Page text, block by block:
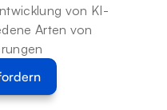
von KI-
Arten von